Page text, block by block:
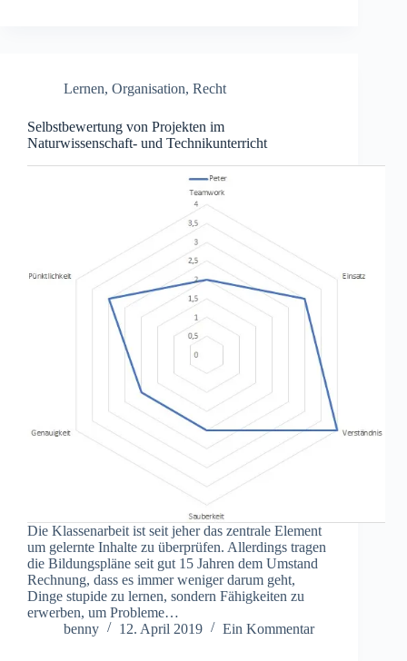
Lernen, Organisation, Recht
Selbstbewertung von Projekten im
Naturwissenschaft- und Technikunterricht
Die Klassenarbeit ist seit jeher das zentrale Element
um gelernte Inhalte zu überprüfen. Allerdings tragen
die Bildungspläne seit gut 15 Jahren dem Umstand
Rechnung, dass es immer weniger darum geht,
Dinge stupide zu lernen, sondern Fähigkeiten zu
erwerben, um Probleme…
benny
12. April 2019 Ein Kommentar